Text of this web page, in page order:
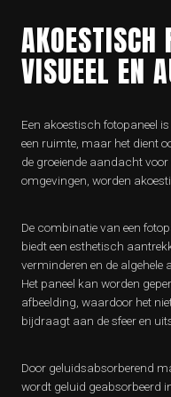
AKOESTISCH
VISUEEL EN
Een akoestisch fotopaneel
een ruimte, maar het dient
de groeiende aandacht
omgevingen, worden
De combinatie van een
biedt een esthetisch
verminderen en de algehele
Het paneel kan worden
afbeelding, waardoor het
bijdraagt aan de sfeer en
Door geluidsabsorberend
wordt geluid geabsorbeerd